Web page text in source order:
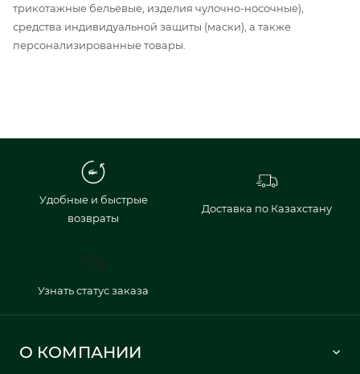
трикотажные бельевые, изделия чулочно-носочные),
средства индивидуальной защиты (маски), а также
персонализированные товары.
Удобные и быстрые
возвраты
Доставка по Казахстану
Узнать статус заказа
О КОМПАНИИ